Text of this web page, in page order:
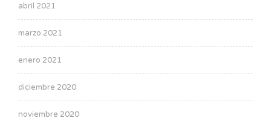
abril 2021
marzo 2021
enero 2021
diciembre 2020
noviembre 2020